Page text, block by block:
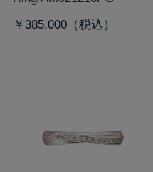
￥385,000